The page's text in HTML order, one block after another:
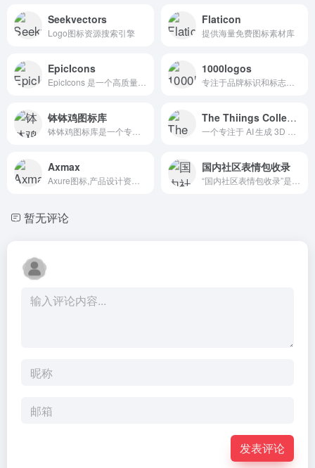
Seekvectors
Logo图标资源搜索引擎
Flaticon
提供海量免费图标素材库
EpicIcons 1000logos
钵钵鸡图标库 The Thiings Collection
Axmax 国内社区表情包收录
暂无评论
发表评论